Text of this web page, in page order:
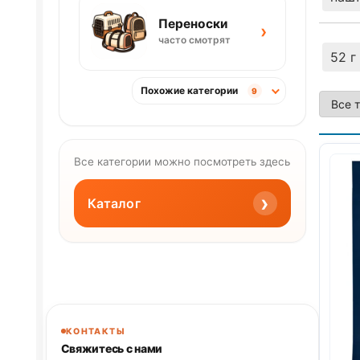
52 г
Переноски
часто смотрят ›
Похожие категории 9
Все категории можно посмотреть здесь
Каталог ›
КОНТАКТЫ
Свяжитесь с нами